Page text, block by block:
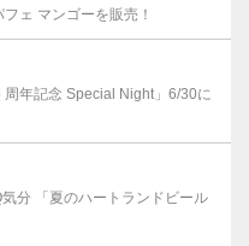
ェ マンゴーを販売！
年記念 Special Night」6/30に
分 「夏のハートランドビール